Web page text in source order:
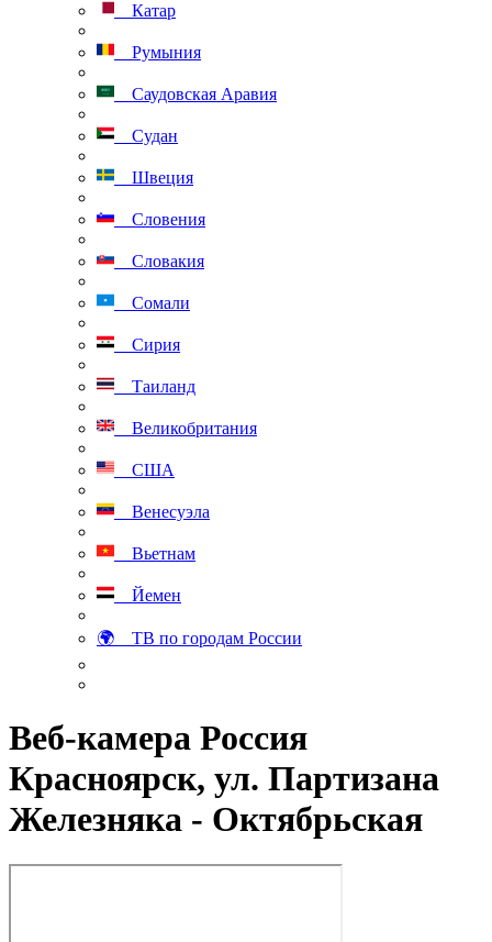
Катар
Румыния
Саудовская Аравия
Судан
Швеция
Словения
Словакия
Сомали
Сирия
Таиланд
Великобритания
США
Венесуэла
Вьетнам
Йемен
🌍 ТВ по городам России
Веб-камера Россия
Красноярск, ул. Партизана
Железняка - Октябрьская